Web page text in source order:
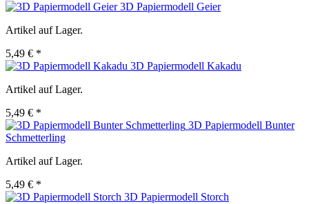
3D Papiermodell Geier
Artikel auf Lager.
5,49 € *
3D Papiermodell Kakadu
Artikel auf Lager.
5,49 € *
3D Papiermodell Bunter
Schmetterling
Artikel auf Lager.
5,49 € *
3D Papiermodell Storch